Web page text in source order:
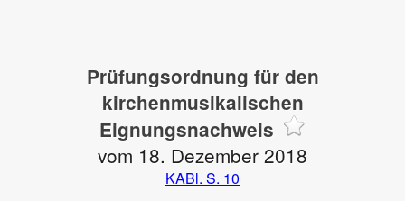
Prüfungsordnung für den
kirchenmusikalischen
Eignungsnachweis
vom 18. Dezember 2018
KABl. S. 10